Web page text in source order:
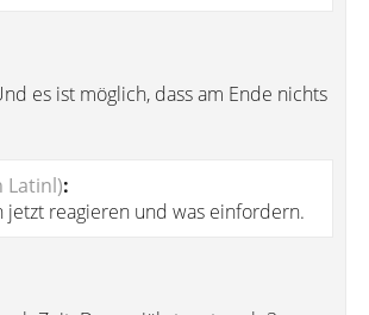
es ist möglich, dass am Ende nichts
Latinl):
jetzt reagieren und was einfordern.